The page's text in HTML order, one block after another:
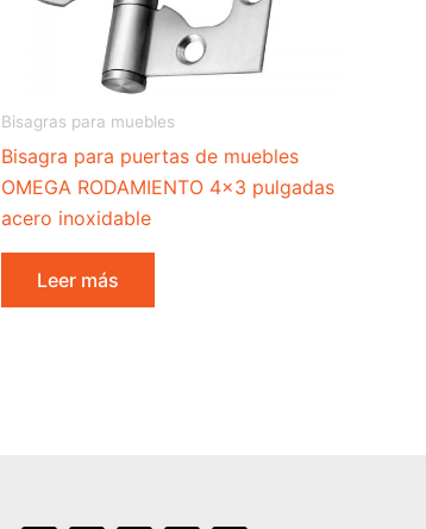
Bisagras para muebles
Bisagra para puertas de muebles
OMEGA RODAMIENTO 4×3 pulgadas
acero inoxidable
Leer más